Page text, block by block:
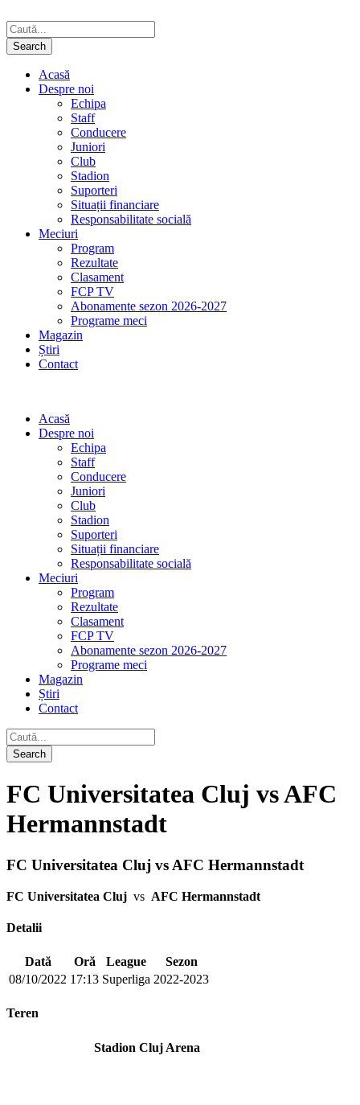
Acasă
Despre noi
Echipa
Staff
Conducere
Juniori
Club
Stadion
Suporteri
Situații financiare
Responsabilitate socială
Meciuri
Program
Rezultate
Clasament
FCP TV
Abonamente sezon 2026-2027
Programe meci
Magazin
Știri
Contact
Acasă
Despre noi
Echipa
Staff
Conducere
Juniori
Club
Stadion
Suporteri
Situații financiare
Responsabilitate socială
Meciuri
Program
Rezultate
Clasament
FCP TV
Abonamente sezon 2026-2027
Programe meci
Magazin
Știri
Contact
FC Universitatea Cluj vs AFC
Hermannstadt
FC Universitatea Cluj vs AFC Hermannstadt
FC Universitatea Cluj vs AFC Hermannstadt
Detalii
Dată Oră League
Sezon
08/10/2022 17:13 Superliga 2022-2023
Teren
Stadion Cluj Arena